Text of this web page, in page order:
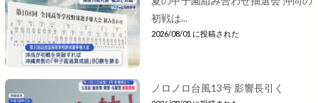
初戦は...
2026/08/01 に投稿された
ノロノロ台風13号 影響長引く